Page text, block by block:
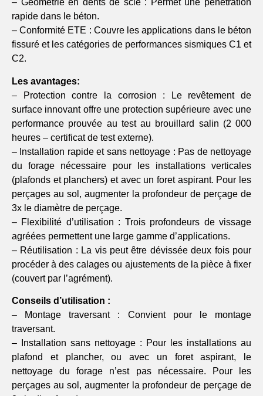
– Géométrie en dents de scie : Permet une pénétration
rapide dans le béton.
– Conformité ETE : Couvre les applications dans le béton
fissuré et les catégories de performances sismiques C1 et
C2.
Les avantages:
– Protection contre la corrosion : Le revêtement de
surface innovant offre une protection supérieure avec une
performance prouvée au test au brouillard salin (2 000
heures – certificat de test externe).
– Installation rapide et sans nettoyage : Pas de nettoyage
du forage nécessaire pour les installations verticales
(plafonds et planchers) et avec un foret aspirant. Pour les
perçages au sol, augmenter la profondeur de perçage de
3x le diamètre de perçage.
– Flexibilité d’utilisation : Trois profondeurs de vissage
agréées permettent une large gamme d’applications.
– Réutilisation : La vis peut être dévissée deux fois pour
procéder à des calages ou ajustements de la pièce à fixer
(couvert par l’agrément).
Conseils d’utilisation :
– Montage traversant : Convient pour le montage
traversant.
– Installation sans nettoyage : Pour les installations au
plafond et plancher, ou avec un foret aspirant, le
nettoyage du forage n’est pas nécessaire. Pour les
perçages au sol, augmenter la profondeur de perçage de